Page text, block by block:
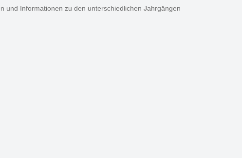
und Informationen zu den unterschiedlichen Jahrgängen